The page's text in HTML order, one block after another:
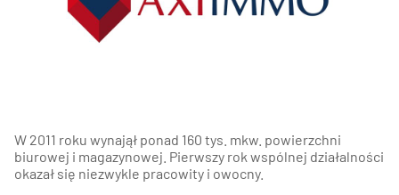
W 2011 roku wynajął ponad 160 tys. mkw. powierzchni
biurowej i magazynowej. Pierwszy rok wspólnej działalności
okazał się niezwykle pracowity i owocny.